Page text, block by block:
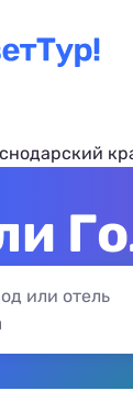
или отель